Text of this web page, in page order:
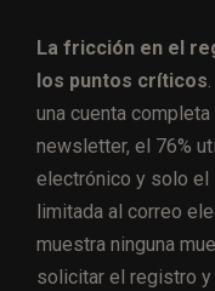
La fricción en el
los puntos críticos
una cuenta
newsletter, el 76%
electrónico y solo el
limitada al correo
muestra ninguna
solicitar el registro y